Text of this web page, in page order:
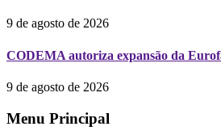
9 de agosto de 2026
CODEMA autoriza expansão da
9 de agosto de 2026
Menu Principal